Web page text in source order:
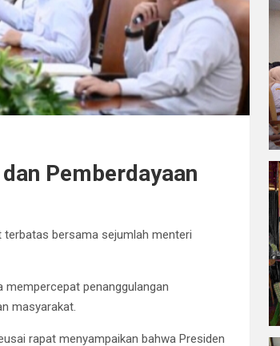
Pemberdayaan
terbatas bersama sejumlah menteri
penanggulangan
masyarakat.
rapat menyampaikan bahwa Presiden